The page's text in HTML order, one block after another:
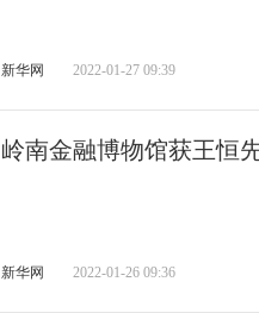
新华网 2022-01-27 09:39
岭南金融博物馆获王恒
新华网 2022-01-26 09:36